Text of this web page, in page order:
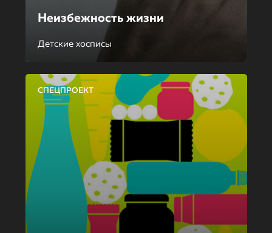
Неизбежность жизни
Детские хосписы
СПЕЦПРОЕКТ